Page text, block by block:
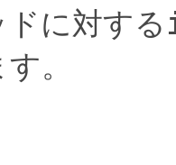
に対する
。